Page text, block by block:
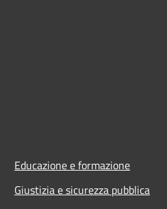
Educazione e formazione
Giustizia e sicurezza pubblica